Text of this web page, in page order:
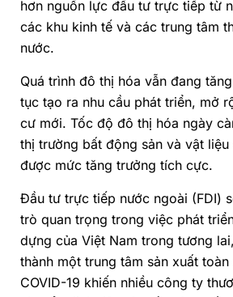
hơn nguồn lực đầu tư trực tiếp từ
các khu kinh tế và các trung tâm
nước.
Quá trình đô thị hóa vẫn đang
tục tạo ra nhu cầu phát triển, mở
cư mới. Tốc độ đô thị hóa ngày
thị trường bất động sản và vật
được mức tăng trưởng tích cực.
Đầu tư trực tiếp nước ngoài (FDI)
trò quan trọng trong việc phát
dựng của Việt Nam trong tương
thành một trung tâm sản xuất
COVID-19 khiến nhiều công ty